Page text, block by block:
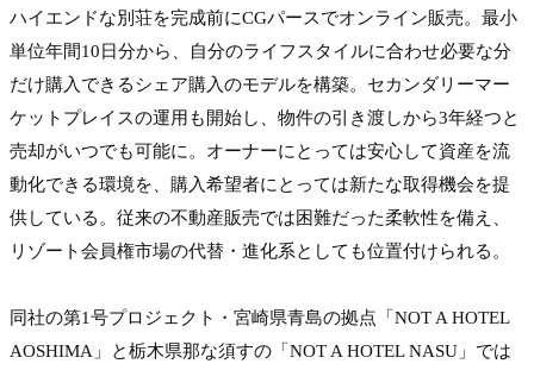
ハイエンドな別荘を完成前にCGパースでオンライン販売。最小
単位年間10日分から、自分のライフスタイルに合わせ必要な分
だけ購入できるシェア購入のモデルを構築。セカンダリーマー
ケットプレイスの運用も開始し、物件の引き渡しから3年経つと
売却がいつでも可能に。オーナーにとっては安心して資産を流
動化できる環境を、購入希望者にとっては新たな取得機会を提
供している。従来の不動産販売では困難だった柔軟性を備え、
リゾート会員権市場の代替・進化系としても位置付けられる。
同社の第1号プロジェクト・宮崎県青島の拠点「NOT A HOTEL
AOSHIMA」と栃木県那な須すの「NOT A HOTEL NASU」では